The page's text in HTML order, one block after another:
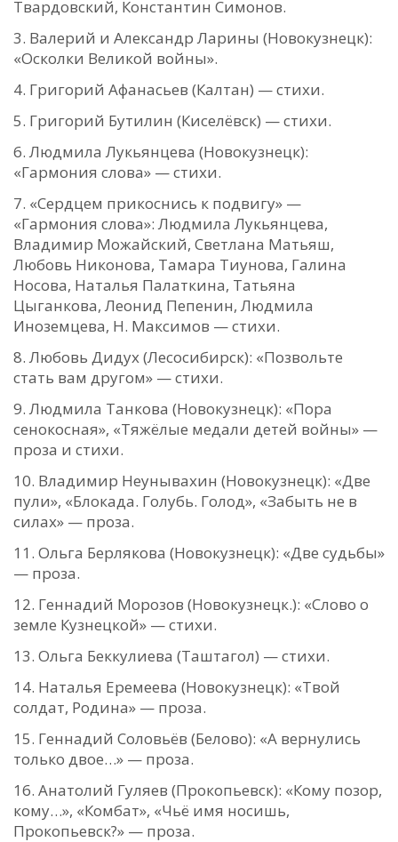
Твардовский, Константин Симонов.
Валерий и Александр Ларины (Новокузнецк):
«Осколки Великой войны».
Григорий Афанасьев (Калтан) — стихи.
Григорий Бутилин (Киселёвск) — стихи.
Людмила Лукьянцева (Новокузнецк):
«Гармония слова» — стихи.
«Сердцем прикоснись к подвигу» —
«Гармония слова»: Людмила Лукьянцева,
Владимир Можайский, Светлана Матьяш,
Любовь Никонова, Тамара Тиунова, Галина
Носова, Наталья Палаткина, Татьяна
Цыганкова, Леонид Пепенин, Людмила
Иноземцева, Н. Максимов — стихи.
Любовь Дидух (Лесосибирск): «Позвольте
стать вам другом» — стихи.
Людмила Танкова (Новокузнецк): «Пора
сенокосная», «Тяжёлые медали детей войны» —
проза и стихи.
Владимир Неунывахин (Новокузнецк): «Две
пули», «Блокада. Голубь. Голод», «Забыть не в
силах» — проза.
Ольга Берлякова (Новокузнецк): «Две судьбы»
— проза.
Геннадий Морозов (Новокузнецк.): «Слово о
земле Кузнецкой» — стихи.
Ольга Беккулиева (Таштагол) — стихи.
Наталья Еремеева (Новокузнецк): «Твой
солдат, Родина» — проза.
Геннадий Соловьёв (Белово): «А вернулись
только двое…» — проза.
Анатолий Гуляев (Прокопьевск): «Кому позор,
кому…», «Комбат», «Чьё имя носишь,
Прокопьевск?» — проза.